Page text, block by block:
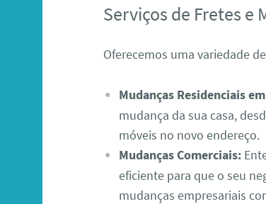
Serviços de Fretes e
Oferecemos uma variedade
Mudanças Residenciais
mudança da sua casa,
móveis no novo endereço.
Mudanças Comerciais:
eficiente para que o seu
mudanças empresariais